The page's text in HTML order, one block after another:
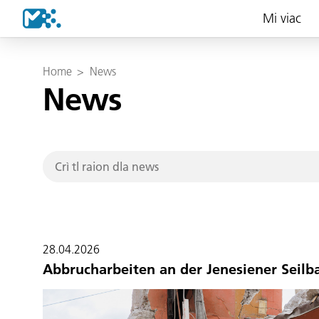
Mi viac
Home > News
News
28.04.2026
Abbrucharbeiten an der Jenesiener